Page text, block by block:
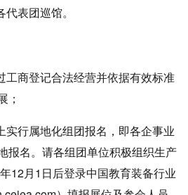
表团巡馆。
商登记合法经营并依据有效标准
；
行属地化组团报名，即各企事业
报名。请各组团单位积极组织生产
12月1日后登录中国教育装备行业